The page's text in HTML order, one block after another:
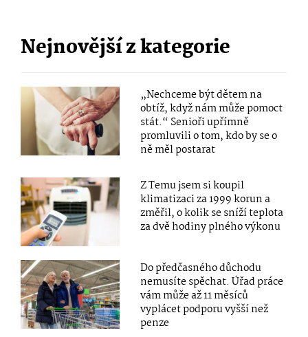
Nejnovější z kategorie
„Nechceme být dětem na
obtíž, když nám může pomoct
stát.“ Senioři upřímně
promluvili o tom, kdo by se o
ně měl postarat
Z Temu jsem si koupil
klimatizaci za 1999 korun a
změřil, o kolik se sníží teplota
za dvě hodiny plného výkonu
Do předčasného důchodu
nemusíte spěchat. Úřad práce
vám může až 11 měsíců
vyplácet podporu vyšší než
penze